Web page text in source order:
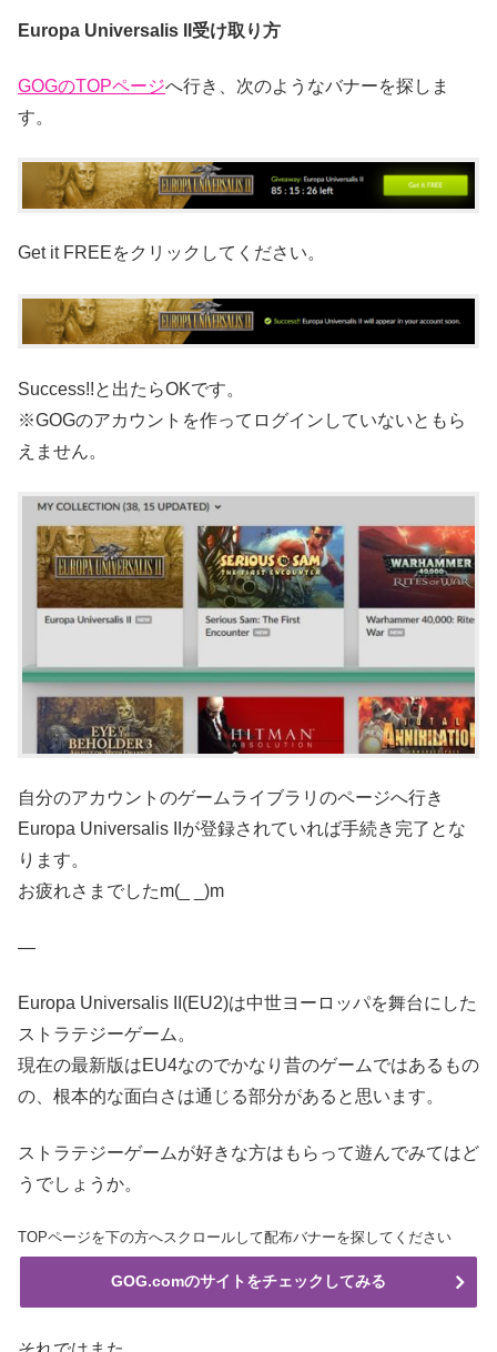
Europa Universalis II受け取り方
GOGのTOPページへ行き、次のようなバナーを探しま
す。
Get it FREEをクリックしてください。
Success!!と出たらOKです。
※GOGのアカウントを作ってログインしていないともら
えません。
自分のアカウントのゲームライブラリのページへ行き
Europa Universalis IIが登録されていれば手続き完了とな
ります。
お疲れさまでしたm(_ _)m
—
Europa Universalis II(EU2)は中世ヨーロッパを舞台にした
ストラテジーゲーム。
現在の最新版はEU4なのでかなり昔のゲームではあるもの
の、根本的な面白さは通じる部分があると思います。
ストラテジーゲームが好きな方はもらって遊んでみてはど
うでしょうか。
TOPページを下の方へスクロールして配布バナーを探してください
GOG.comのサイトをチェックしてみる